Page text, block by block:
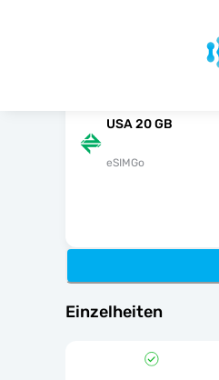
USA 20 GB
eSIMGo
Einzelheiten